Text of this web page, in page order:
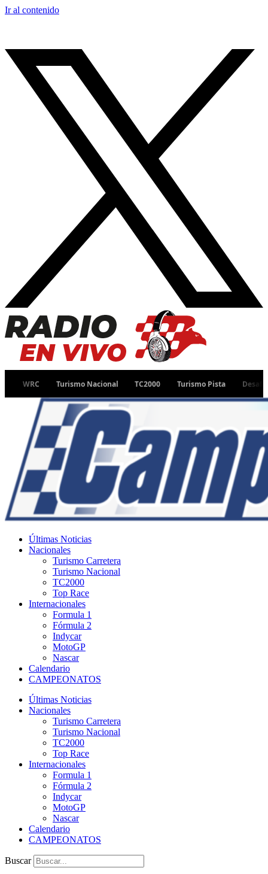
Ir al contenido
Turismo Nacional TC2000 Turismo Pista Desafío Ruta 40
Últimas Noticias
Nacionales
Turismo Carretera
Turismo Nacional
TC2000
Top Race
Internacionales
Formula 1
Fórmula 2
Indycar
MotoGP
Nascar
Calendario
CAMPEONATOS
Últimas Noticias
Nacionales
Turismo Carretera
Turismo Nacional
TC2000
Top Race
Internacionales
Formula 1
Fórmula 2
Indycar
MotoGP
Nascar
Calendario
CAMPEONATOS
Buscar